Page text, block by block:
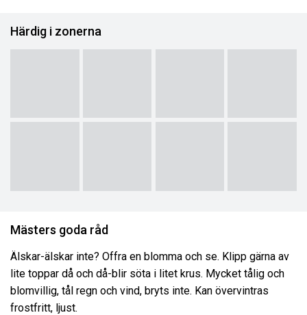
Härdig i zonerna
Mästers goda råd
Älskar-älskar inte? Offra en blomma och se. Klipp gärna av
lite toppar då och då-blir söta i litet krus. Mycket tålig och
blomvillig, tål regn och vind, bryts inte. Kan övervintras
frostfritt, ljust.